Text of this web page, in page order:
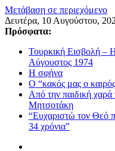
Μετάβαση σε περιεχόμενο
Δευτέρα, 10 Αυγούστου,
Πρόσφατα:
Τουρκική Εισβολή –
Αύγουστος 1974
Η σφήνα
Ο “κακός μας ο
Από την παιδική
Μητσοτάκη
“Ευχαριστώ τον Θεό
34 χρόνια”